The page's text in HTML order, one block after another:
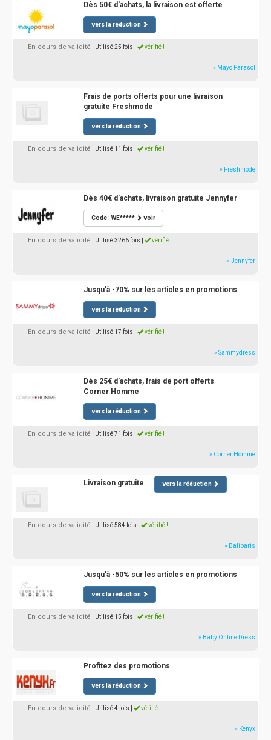
Dès 50€ d'achats, la livraison est offerte
vers la réduction
En cours de validité | Utilisé 25 fois vérifié !
» Mayo Parasol
Frais de ports offerts pour une livraison
gratuite Freshmode
vers la réduction
En cours de validité | Utilisé 11 fois vérifié !
» Freshmode
Dès 40€ d'achats, livraison gratuite Jennyfer
Code : WE***** voir
En cours de validité | Utilisé 3266 fois vérifié !
» Jennyfer
Jusqu'à -70% sur les articles en promotions
vers la réduction
En cours de validité | Utilisé 17 fois vérifié !
» Sammydress
Dès 25€ d'achats, frais de port offerts
Corner Homme
vers la réduction
En cours de validité | Utilisé 71 fois vérifié !
» Corner Homme
Livraison gratuite vers la réduction
En cours de validité | Utilisé 584 fois vérifié !
» Balibaris
Jusqu'à -50% sur les articles en promotions
vers la réduction
En cours de validité | Utilisé 15 fois vérifié !
» Baby Online Dress
Profitez des promotions
vers la réduction
En cours de validité | Utilisé 4 fois vérifié !
» Kenyx